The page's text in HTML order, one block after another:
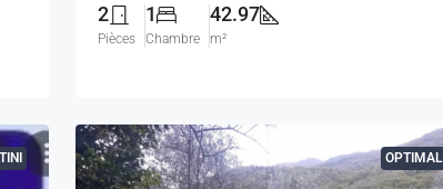
2
Pièces
1
Chambre
42.97
m²
OPTIMAL